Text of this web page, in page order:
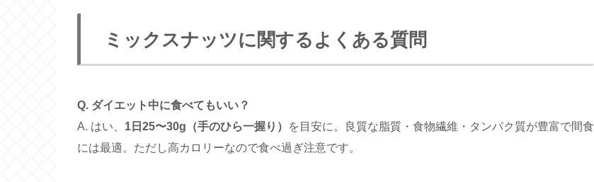
ミックスナッツに関するよくある質問
Q. ダイエット中に食べてもいい？
A. はい、 1日25〜30g（手のひら一握り）
を目安に。良質な脂質・食物繊維・タンパク質が豊富で間食
には最適。ただし高カロリーなので食べ過ぎ注意です。